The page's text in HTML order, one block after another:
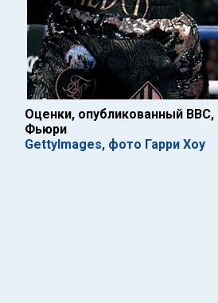
Оценки, опубликованный
Фьюри
GettyImages, фото Гарри Хоу